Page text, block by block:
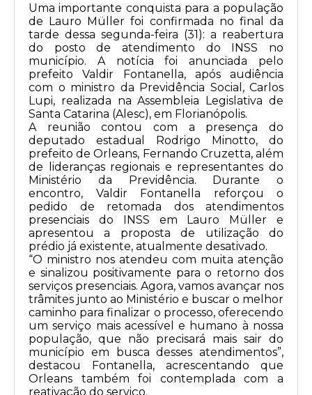
Uma importante conquista para a população
de Lauro Müller foi confirmada no final da
tarde dessa segunda-feira (31): a reabertura
do posto de atendimento do INSS no
município. A notícia foi anunciada pelo
prefeito Valdir Fontanella, após audiência
com o ministro da Previdência Social, Carlos
Lupi, realizada na Assembleia Legislativa de
Santa Catarina (Alesc), em Florianópolis.
A reunião contou com a presença do
deputado estadual Rodrigo Minotto, do
prefeito de Orleans, Fernando Cruzetta, além
de lideranças regionais e representantes do
Ministério da Previdência. Durante o
encontro, Valdir Fontanella reforçou o
pedido de retomada dos atendimentos
presenciais do INSS em Lauro Müller e
apresentou a proposta de utilização do
prédio já existente, atualmente desativado.
“O ministro nos atendeu com muita atenção
e sinalizou positivamente para o retorno dos
serviços presenciais. Agora, vamos avançar nos
trâmites junto ao Ministério e buscar o melhor
caminho para finalizar o processo, oferecendo
um serviço mais acessível e humano à nossa
população, que não precisará mais sair do
município em busca desses atendimentos”,
destacou Fontanella, acrescentando que
Orleans também foi contemplada com a
reativação do serviço.